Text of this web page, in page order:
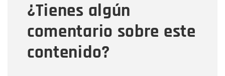
¿Tienes algún
comentario sobre este
contenido?
Mensaje